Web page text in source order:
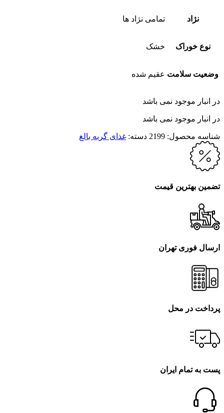
نژاد تمامی نژاد ها
نوع خوراک خشک
وضعیت سلامت عقیم شده
در انبار موجود نمی باشد
در انبار موجود نمی باشد
شناسه محصول: 2199 دسته: غذای گربه بالغ
تضمین بهترین قیمت
ارسال فوری تهران
پرداخت در محل
پست به تمام ایران